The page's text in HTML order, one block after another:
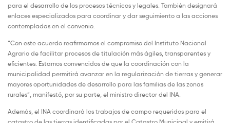
para el desarrollo de los procesos técnicos y legales. También designará
enlaces especializados para coordinar y dar seguimiento a las acciones
contempladas en el convenio.
“Con este acuerdo reafirmamos el compromiso del Instituto Nacional
Agrario de facilitar procesos de titulación más ágiles, transparentes y
eficientes. Estamos convencidos de que la coordinación con la
municipalidad permitirá avanzar en la regularización de tierras y generar
mayores oportunidades de desarrollo para las familias de las zonas
rurales”, manifestó, por su parte, el ministro director del INA.
Además, el INA coordinará los trabajos de campo requeridos para el